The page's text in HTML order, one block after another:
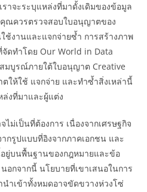
าจะระบุแหล่งที่มาดั้งเดิมของข้อมูล
คุณควรตรวจสอบใบอนุญาตของ
งานและแจกจ่ายซ้ำ การสร้างภาพ
ดทำโดย Our World in Data
มบูรณ์ภายใต้ใบอนุญาต Creative
ให้ใช้ แจกจ่าย และทำซ้ำสิ่งเหล่านี้
ล่งที่มาและผู้แต่ง
ม่เป็นที่ต้องการ เนื่องจากเศรษฐกิจ
กรูปแบบที่อิงจากภาคเอกชน และ
ยู่บนพื้นฐานของกฎหมายและข้อ
อกจากนี้ นโยบายที่เขาเสนอในการ
ำเข้าทั้งหมดอาจขัดขวางห่วงโซ่